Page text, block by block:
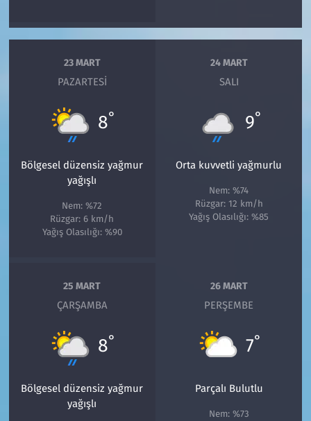
23 MART
PAZARTESI
8°
Bölgesel düzensiz yağmur
yağışlı
Nem: %72
Rüzgar: 6 km/h
Yağış Olasılığı: %90
24 MART
SALI
9°
Orta kuvvetli yağmurlu
Nem: %74
Rüzgar: 12 km/h
Yağış Olasılığı: %85
25 MART
ÇARŞAMBA
8°
Bölgesel düzensiz yağmur
yağışlı
26 MART
PERŞEMBE
7°
Parçalı Bulutlu
Nem: %73